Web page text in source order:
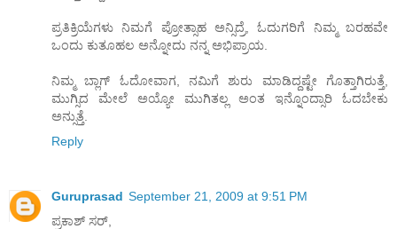
ಪ್ರತಿಕ್ರಿಯೆಗಳು ನಿಮಗೆ ಪ್ರೋತ್ಸಾಹ ಅನ್ಸಿದ್ರೆ, ಓದುಗರಿಗೆ ನಿಮ್ಮ ಬರಹವೇ
ಒಂದು ಕುತೂಹಲ ಅನ್ನೋದು ನನ್ನ ಅಭಿಪ್ರಾಯ.
ನಿಮ್ಮ ಬ್ಲಾಗ್ ಓದೋವಾಗ, ನಮಿಗೆ ಶುರು ಮಾಡಿದ್ದಷ್ಟೇ ಗೊತ್ತಾಗಿರುತ್ತೆ,
ಮುಗ್ಸಿದ ಮೇಲೆ ಅಯ್ಯೋ ಮುಗಿತಲ್ಲ ಅಂತ ಇನ್ನೊಂದ್ಸಾರಿ ಓದಬೇಕು
ಅನ್ಸುತ್ತೆ.
Reply
Guruprasad September 21, 2009 at 9:51 PM
ಪ್ರಕಾಶ್ ಸರ್,